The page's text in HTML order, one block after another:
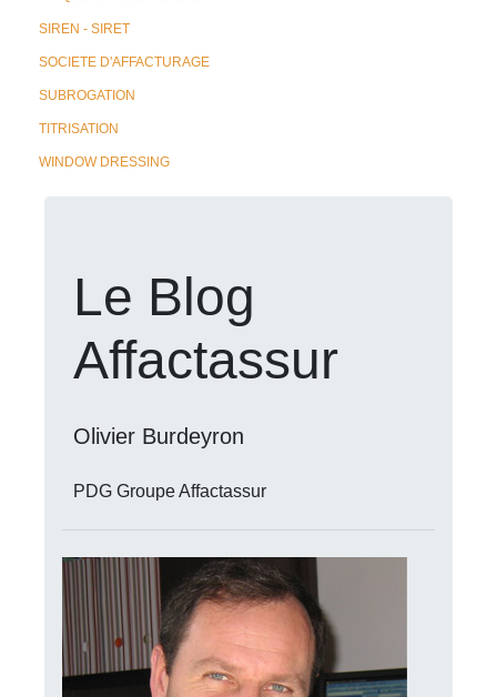
SIREN - SIRET
SOCIETE D'AFFACTURAGE
SUBROGATION
TITRISATION
WINDOW DRESSING
Le Blog
Affactassur
Olivier Burdeyron
PDG Groupe Affactassur